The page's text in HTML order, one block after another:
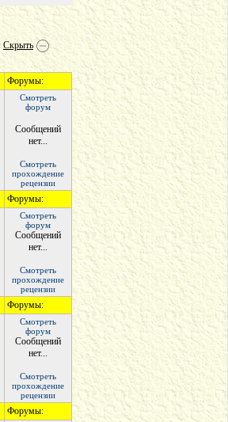
Скрыть
Форумы:
Смотреть
форум
Сообщений
нет...
Смотреть
прохождение
рецензии
Форумы:
Смотреть
форум
Сообщений
нет...
Смотреть
прохождение
рецензии
Форумы:
Смотреть
форум
Сообщений
нет...
Смотреть
прохождение
рецензии
Форумы: